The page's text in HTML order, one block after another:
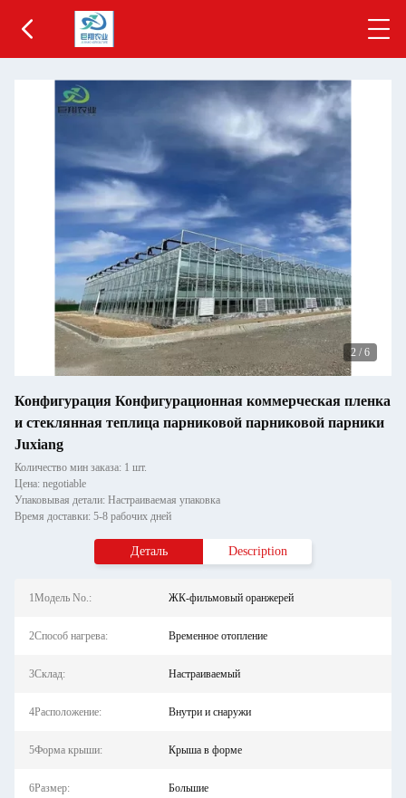
2 / 6
Конфигурация Конфигурационная коммерческая пленка
и стеклянная теплица парниковой парниковой парники
Juxiang
Количество мин заказа: 1 шт.
Цена: negotiable
Упаковывая детали: Настраиваемая упаковка
Время доставки: 5-8 рабочих дней
Деталь Description
1Модель No.: ЖК-фильмовый оранжерей
2Способ нагрева: Временное отопление
3Склад: Настраиваемый
4Расположение: Внутри и снаружи
5Форма крыши: Крыша в форме
6Размер: Большие